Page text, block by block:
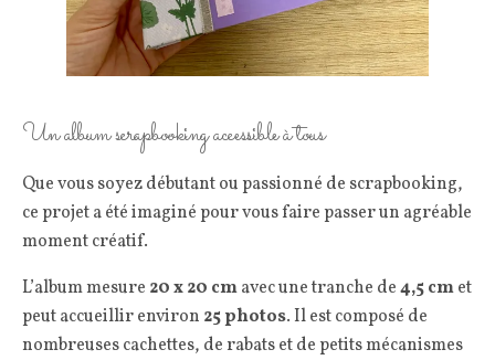
Un album scrapbooking accessible à tous
Que vous soyez débutant ou passionné de scrapbooking,
ce projet a été imaginé pour vous faire passer un agréable
moment créatif.
L’album mesure 20 x 20 cmavec une tranche de4,5 cmet
peut accueillir environ 25 photos. Il est composé de
nombreuses cachettes, de rabats et de petits mécanismes